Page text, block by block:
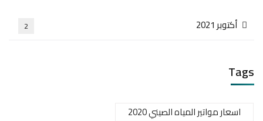
أكتوبر 2021 2
Tags
اسعار مواتير المياه الصيني 2020